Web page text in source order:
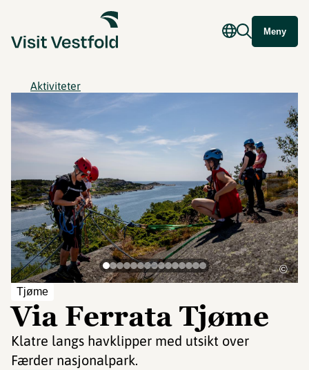
Meny
Aktiviteter
Tjøme
Via Ferrata Tjøme
Klatre langs havklipper med utsikt over
Færder nasjonalpark.
©